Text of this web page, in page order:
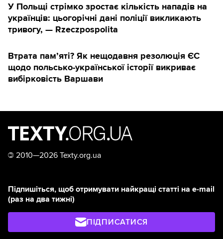
У Польщі стрімко зростає кількість нападів на
українців: цьогорічні дані поліції викликають
тривогу, — Rzeczpospolita
Втрата пам’яті? Як нещодавня резолюція ЄС
щодо польсько-української історії викриває
вибірковість Варшави
© 2010—2026 Texty.org.ua
Підпишіться, щоб отримувати найкращі статті на e-mail
(раз на два тижні)
ПІДПИСАТИСЯ